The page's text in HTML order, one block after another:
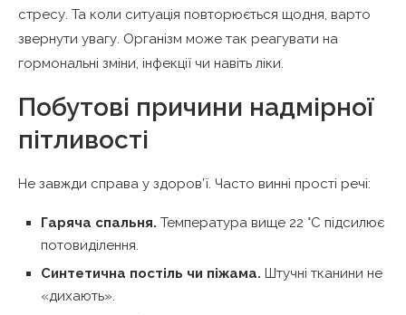
стресу. Та коли ситуація повторюється щодня, варто
звернути увагу. Організм може так реагувати на
гормональні зміни, інфекції чи навіть ліки.
Побутові причини надмірної
пітливості
Не завжди справа у здоров’ї. Часто винні прості речі:
Гаряча спальня. Температура вище 22 °C підсилює
потовиділення.
Синтетична постіль чи піжама. Штучні тканини не
«дихають».